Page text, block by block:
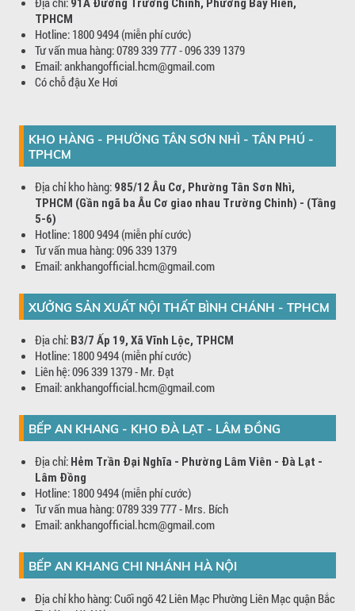
TPHCM
Hotline: 1800 9494 (miễn phí cước)
Tư vấn mua hàng: 0789 339 777 - 096 339 1379
Email: ankhangofficial.hcm@gmail.com
Có chỗ đậu Xe Hơi
KHO HÀNG - PHƯỜNG TÂN SƠN NHÌ - TÂN PHÚ -
TPHCM
Địa chỉ kho hàng: 985/12 Âu Cơ, Phường Tân Sơn Nhì,
TPHCM (Gần ngã ba Âu Cơ giao nhau Trường Chinh) - (Tầng
5-6)
Hotline: 1800 9494 (miễn phí cước)
Tư vấn mua hàng: 096 339 1379
Email: ankhangofficial.hcm@gmail.com
XƯỞNG SẢN XUẤT NỘI THẤT BÌNH CHÁNH - TPHCM
Địa chỉ: B3/7 Ấp 19, Xã Vĩnh Lộc, TPHCM
Hotline: 1800 9494 (miễn phí cước)
Liên hệ: 096 339 1379 - Mr. Đạt
Email: ankhangofficial.hcm@gmail.com
BẾP AN KHANG - KHO ĐÀ LẠT - LÂM ĐỒNG
Địa chỉ: Hẻm Trần Đại Nghĩa - Phường Lâm Viên - Đà Lạt -
Lâm Đồng
Hotline: 1800 9494 (miễn phí cước)
Tư vấn mua hàng: 0789 339 777 - Mrs. Bích
Email: ankhangofficial.hcm@gmail.com
BẾP AN KHANG CHI NHÁNH HÀ NỘI
Địa chỉ kho hàng: Cuối ngõ 42 Liên Mạc Phường Liên Mạc quận Bắc